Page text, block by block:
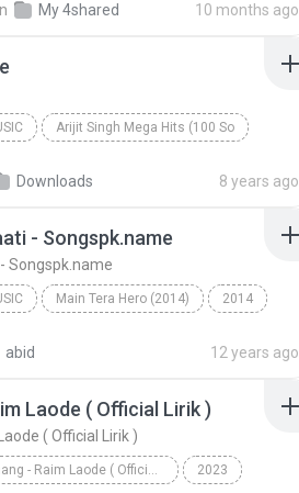
My 4shared 10 months ago
Arijit Singh Mega Hits (100 So
Downloads 8 years ago
- Songspk.name
Songspk.name
Main Tera Hero (2014) 2014
abid 12 years ago
Laode ( Official Lirik )
( Official Lirik )
Komang - Raim Laode ( Official Lirik ) 2023